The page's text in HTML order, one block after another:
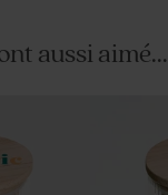
aussi aimé...